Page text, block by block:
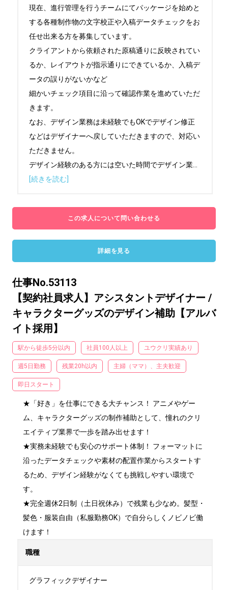
現在、進行管理を行うチームにてパッケージを始めと
する各種制作物の文字校正や入稿データチェックをお
任せ出来る方を募集しています。
クライアントから依頼された原稿通りに反映されてい
るか、レイアウトが指示通りにできているか、入稿デ
ータの誤りがないかなど
細かいチェック項目に沿って確認作業を進めていただ
きます。
なお、デザイン業務は未経験でもOKでデザイン修正
などはデザイナーへ戻していただきますので、対応い
ただきません。
デザイン経験のある方には空いた時間でデザイン業
[続きを読む]
この求人について問い合わせる
詳細を見る
仕事No.53113
【契約社員求人】アシスタントデザイナー /
キャラクターグッズのデザイン補助【アルバ
イト採用】
駅から徒歩5分以内 社員100人以上 ユウクリ実績あり
週5日勤務 残業20h以内 主婦（ママ）、主夫歓迎
即日スタート
★「好き」を仕事にできる大チャンス！ アニメやゲー
ム、キャラクターグッズの制作補助として、憧れのクリ
エイティブ業界で一歩を踏み出せます！
★実務未経験でも安心のサポート体制！ フォーマットに
沿ったデータチェックや素材の配置作業からスタートす
るため、デザイン経験がなくても挑戦しやすい環境で
す。
★完全週休2日制（土日祝休み）で残業も少なめ。髪型・
髪色・服装自由（私服勤務OK）で自分らしくノビノビ働
けます！
職種
グラフィックデザイナー